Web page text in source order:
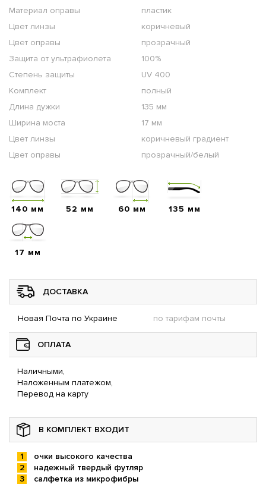
Материал оправы
пластик
Цвет линзы
коричневый
Цвет оправы
прозрачный
Защита от ультрафиолета
100%
Степень защиты
UV 400
Комплект
полный
Длина дужки
135 мм
Ширина моста
17 мм
Цвет линзы
коричневый градиент
Цвет оправы
прозрачный/белый
140 мм 52 мм 60 мм 135 мм
17 мм
ДОСТАВКА
Новая Почта по Украине по тарифам почты
ОПЛАТА
Наличными,
Наложенным платежом,
Перевод на карту
В КОМПЛЕКТ ВХОДИТ
очки высокого качества
надежный твердый футляр
салфетка из микрофибры